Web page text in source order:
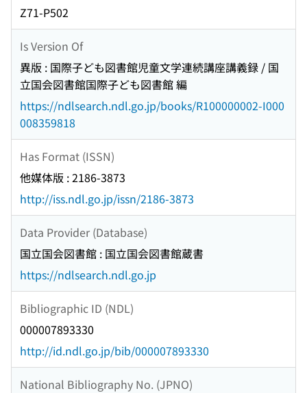
Z71-P502
Is Version Of
異版 : 国際子ども図書館児童文学連続講座講義録 / 国
立国会図書館国際子ども図書館 編
https://ndlsearch.ndl.go.jp/books/R100000002-I000
008359818
Has Format (ISSN)
他媒体版 : 2186-3873
http://iss.ndl.go.jp/issn/2186-3873
Data Provider (Database)
国立国会図書館 : 国立国会図書館蔵書
https://ndlsearch.ndl.go.jp
Bibliographic ID (NDL)
000007893330
http://id.ndl.go.jp/bib/000007893330
National Bibliography No. (JPNO)